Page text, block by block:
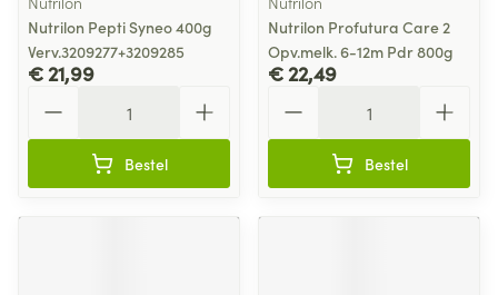
Nutrilon Pepti Syneo 400g
Verv.3209277+3209285
€ 21,99
Bestel
Nutrilon Profutura Care 2
Opv.melk. 6-12m Pdr 800g
€ 22,49
Bestel